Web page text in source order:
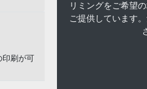
印刷が可
リミングをご希望
ご提供しています